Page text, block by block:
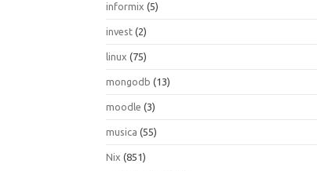
informix (5)
invest (2)
linux (75)
mongodb (13)
moodle (3)
musica (55)
Nix (851)